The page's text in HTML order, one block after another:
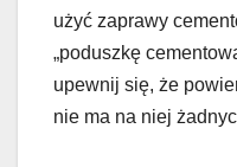
użyć zaprawy
„poduszkę
upewnij się, że
nie ma na niej